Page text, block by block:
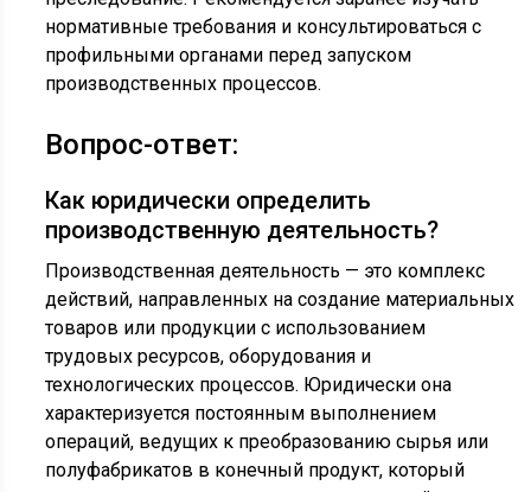
нормативные требования и консультироваться с
профильными органами перед запуском
производственных процессов.
Вопрос-ответ:
Как юридически определить
производственную деятельность?
Производственная деятельность — это комплекс
действий, направленных на создание материальных
товаров или продукции с использованием
трудовых ресурсов, оборудования и
технологических процессов. Юридически она
характеризуется постоянным выполнением
операций, ведущих к преобразованию сырья или
полуфабрикатов в конечный продукт, который